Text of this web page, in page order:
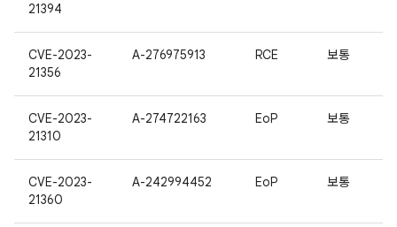
21394
CVE-2023-
21356
A-276975913 RCE 보통
CVE-2023-
21310
A-274722163 EoP 보통
CVE-2023-
21360
A-242994452 EoP 보통